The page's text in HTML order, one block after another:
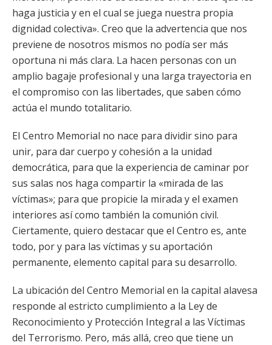
haga justicia y en el cual se juega nuestra propia
dignidad colectiva». Creo que la advertencia que nos
previene de nosotros mismos no podía ser más
oportuna ni más clara. La hacen personas con un
amplio bagaje profesional y una larga trayectoria en
el compromiso con las libertades, que saben cómo
actúa el mundo totalitario.
El Centro Memorial no nace para dividir sino para
unir, para dar cuerpo y cohesión a la unidad
democrática, para que la experiencia de caminar por
sus salas nos haga compartir la «mirada de las
víctimas»; para que propicie la mirada y el examen
interiores así como también la comunión civil.
Ciertamente, quiero destacar que el Centro es, ante
todo, por y para las víctimas y su aportación
permanente, elemento capital para su desarrollo.
La ubicación del Centro Memorial en la capital alavesa
responde al estricto cumplimiento a la Ley de
Reconocimiento y Protección Integral a las Víctimas
del Terrorismo. Pero, más allá, creo que tiene un